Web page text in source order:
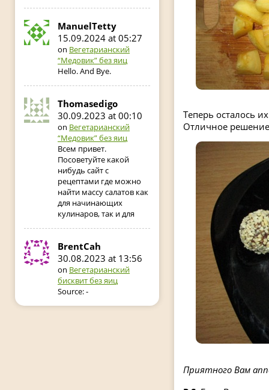
ManuelTetty
15.09.2024 at 05:27
on Вегетарианский
“Медовик” без яиц
Hello. And Bye.
Thomasedigo
30.09.2023 at 00:10
on Вегетарианский
“Медовик” без яиц
Всем привет.
Посоветуйте какой
нибудь сайт с
рецептами где можно
найти массу салатов как
для начинающих
кулинаров, так и для
BrentCah
30.08.2023 at 13:56
on Вегетарианский
бисквит без яиц
Source: -
Теперь осталось
Отличное решение
Приятного Вам